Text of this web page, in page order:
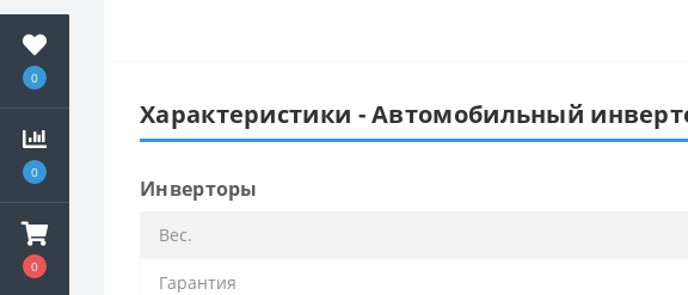
0
0
0
Характеристики - Автомобильный
Инверторы
Вес.
Гарантия